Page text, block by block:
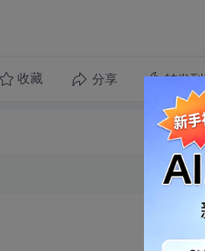
收藏 分享 转发